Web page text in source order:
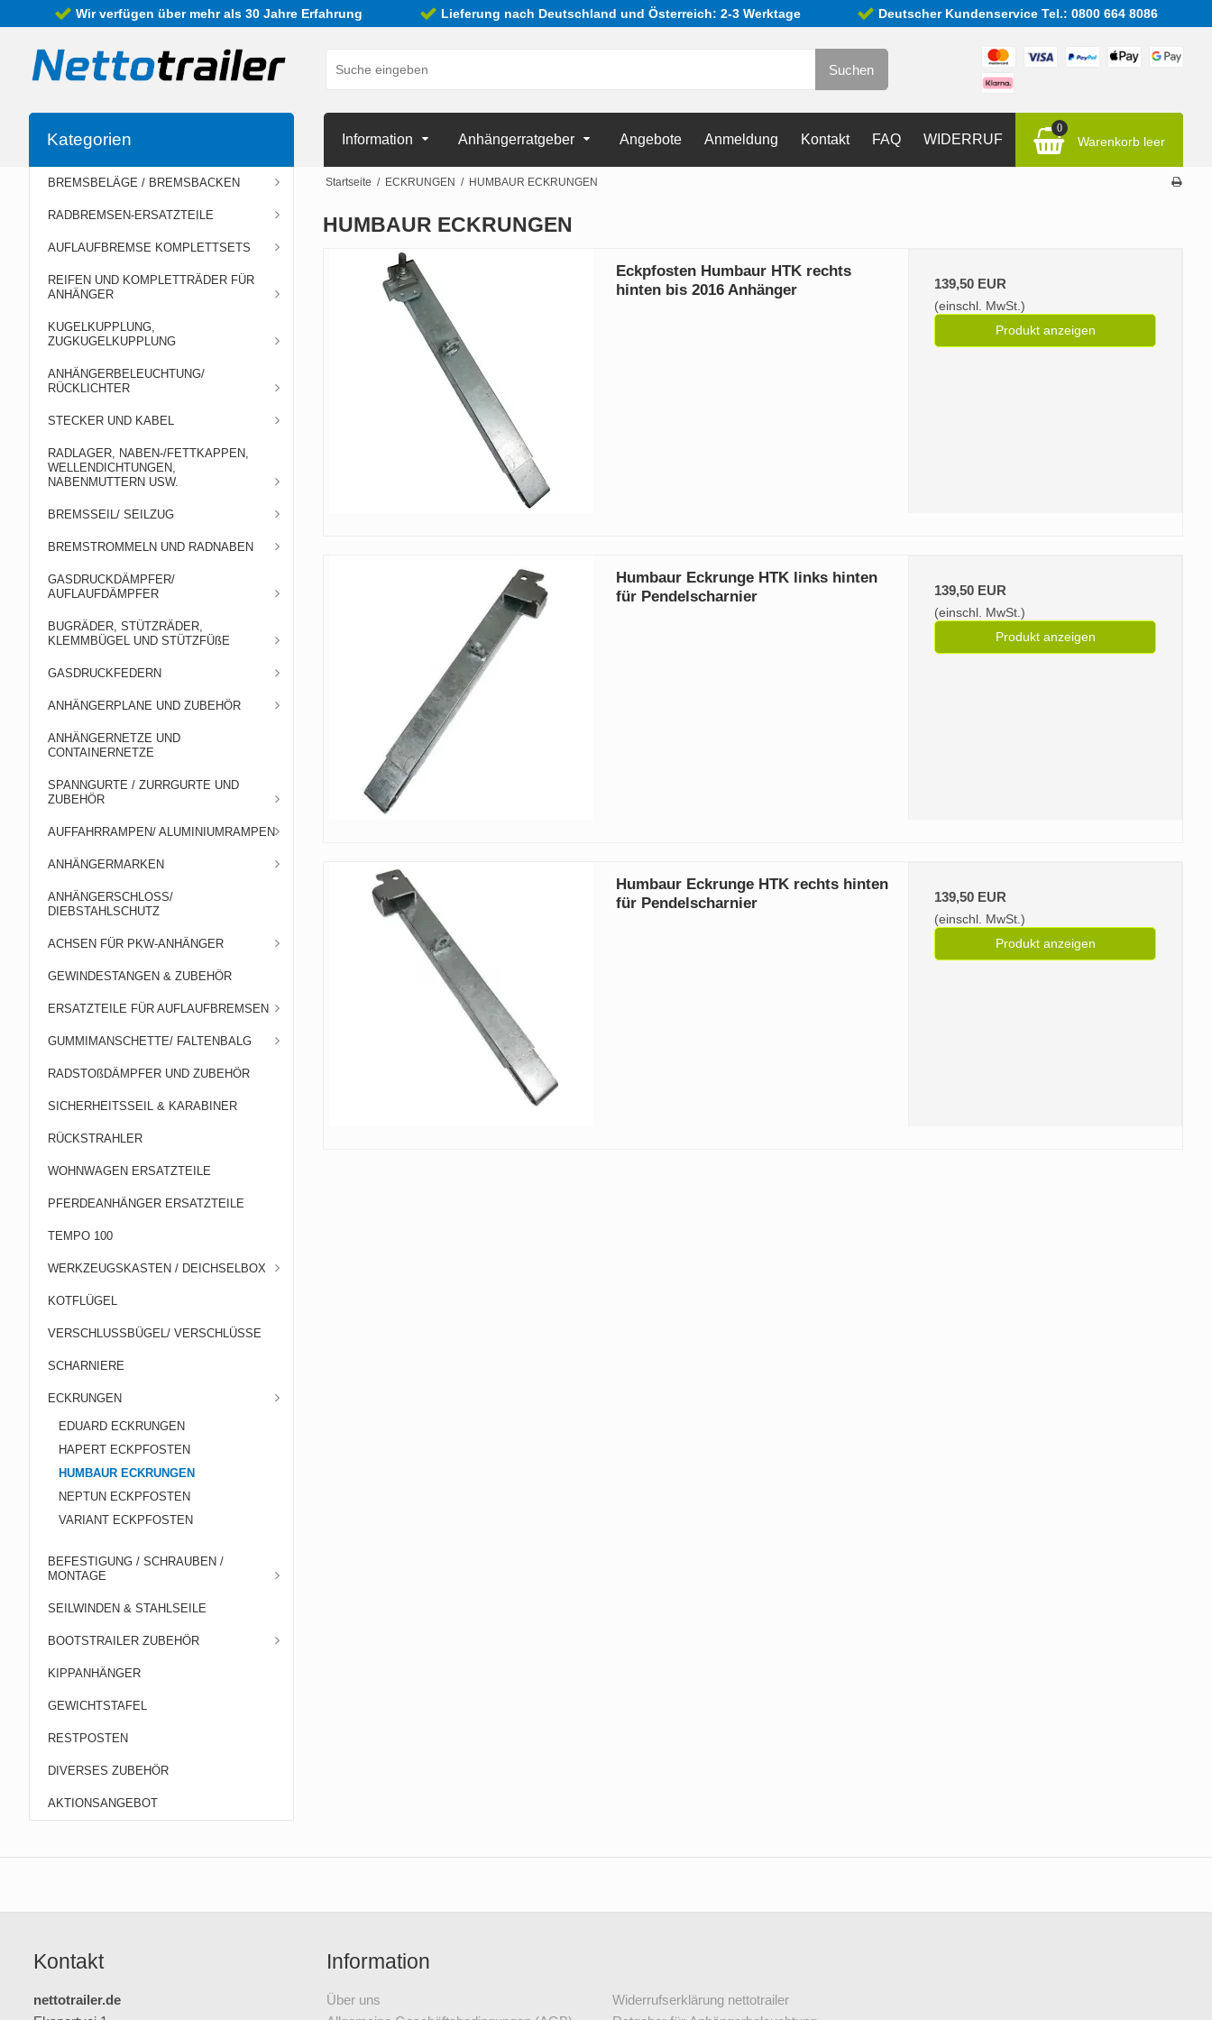
Wir verfügen über mehr als 30 Jahre Erfahrung Lieferung nach Deutschland und Österreich: 2-3 Werktage Deutscher Kundenservice Tel.: 0800 664 8086
Suchen
0
Warenkorb leer
Information Anhängerratgeber Angebote Anmeldung Kontakt FAQ WIDERRUF
Kategorien
BREMSBELÄGE / BREMSBACKEN
RADBREMSEN-ERSATZTEILE
AUFLAUFBREMSE KOMPLETTSETS
REIFEN UND KOMPLETTRÄDER FÜR
ANHÄNGER
KUGELKUPPLUNG,
ZUGKUGELKUPPLUNG
ANHÄNGERBELEUCHTUNG/
RÜCKLICHTER
STECKER UND KABEL
RADLAGER, NABEN-/FETTKAPPEN,
WELLENDICHTUNGEN,
NABENMUTTERN USW.
BREMSSEIL/ SEILZUG
BREMSTROMMELN UND RADNABEN
GASDRUCKDÄMPFER/
AUFLAUFDÄMPFER
BUGRÄDER, STÜTZRÄDER,
KLEMMBÜGEL UND STÜTZFÜßE
GASDRUCKFEDERN
ANHÄNGERPLANE UND ZUBEHÖR
ANHÄNGERNETZE UND
CONTAINERNETZE
SPANNGURTE / ZURRGURTE UND
ZUBEHÖR
AUFFAHRRAMPEN/ ALUMINIUMRAMPEN
ANHÄNGERMARKEN
ANHÄNGERSCHLOSS/
DIEBSTAHLSCHUTZ
ACHSEN FÜR PKW-ANHÄNGER
GEWINDESTANGEN & ZUBEHÖR
ERSATZTEILE FÜR AUFLAUFBREMSEN
GUMMIMANSCHETTE/ FALTENBALG
RADSTOßDÄMPFER UND ZUBEHÖR
SICHERHEITSSEIL & KARABINER
RÜCKSTRAHLER
WOHNWAGEN ERSATZTEILE
PFERDEANHÄNGER ERSATZTEILE
TEMPO 100
WERKZEUGSKASTEN / DEICHSELBOX
KOTFLÜGEL
VERSCHLUSSBÜGEL/ VERSCHLÜSSE
SCHARNIERE
ECKRUNGEN
EDUARD ECKRUNGEN
HAPERT ECKPFOSTEN
HUMBAUR ECKRUNGEN
NEPTUN ECKPFOSTEN
VARIANT ECKPFOSTEN
BEFESTIGUNG / SCHRAUBEN /
MONTAGE
SEILWINDEN & STAHLSEILE
BOOTSTRAILER ZUBEHÖR
KIPPANHÄNGER
GEWICHTSTAFEL
RESTPOSTEN
DIVERSES ZUBEHÖR
AKTIONSANGEBOT
Startseite / ECKRUNGEN / HUMBAUR ECKRUNGEN
HUMBAUR ECKRUNGEN
Eckpfosten Humbaur HTK rechts
hinten bis 2016 Anhänger
139,50 EUR
(einschl. MwSt.)
Produkt anzeigen
Humbaur Eckrunge HTK links hinten
für Pendelscharnier
139,50 EUR
(einschl. MwSt.)
Produkt anzeigen
Humbaur Eckrunge HTK rechts hinten
für Pendelscharnier
139,50 EUR
(einschl. MwSt.)
Produkt anzeigen
Kontakt
nettotrailer.de
Information
Über uns
Widerrufserklärung nettotrailer